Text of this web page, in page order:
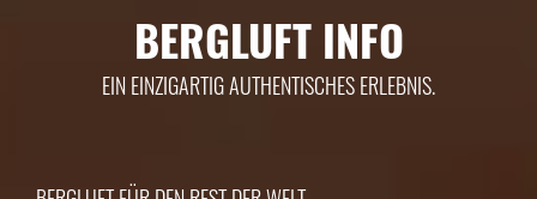
BERGLUFT INFO
EIN EINZIGARTIG AUTHENTISCHES ERLEBNIS.